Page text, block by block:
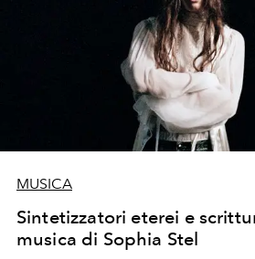
MUSICA
Sintetizzatori eterei e
musica di Sophia Stel